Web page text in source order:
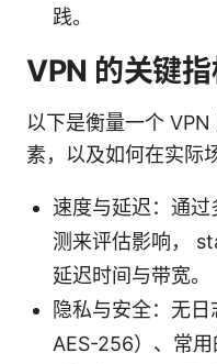
践。
VPN 的关键
以下是衡量一个
素，以及如何在实际
速度与延迟：通
测来评估影响，
延迟时间与带宽。
隐私与安全：无
AES-256）、常用